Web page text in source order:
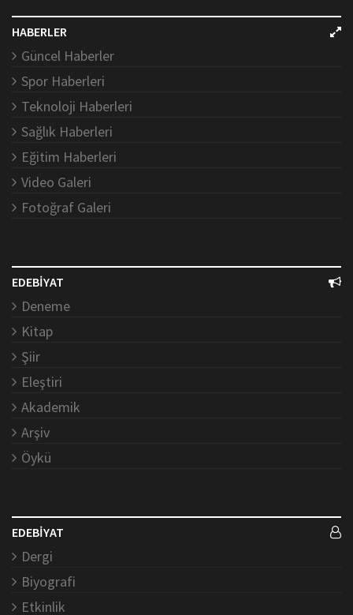
HABERLER
Güncel Haberler
Spor Haberleri
Teknoloji Haberleri
Sağlık Haberleri
Eğitim Haberleri
Video Galeri
Fotoğraf Galeri
EDEBİYAT
Deneme
Kitap
Şiir
Eleştiri
Akademik
Arşiv
Öykü
EDEBİYAT
Dergi
Biyografi
Etkinlik